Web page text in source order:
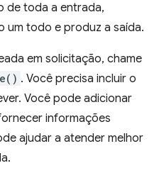
de toda a entrada,
um todo e produz a saída.
em solicitação, chame
. Você precisa incluir o
Você pode adicionar
informações
ajudar a atender melhor